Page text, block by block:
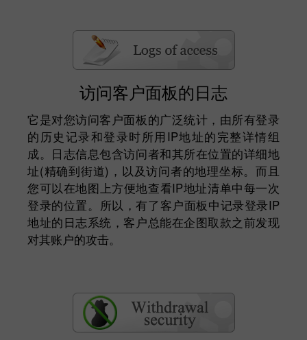
访问客户面板的日志
它是对您访问客户面板的广泛统计，由所有登录
的历史记录和登录时所用IP地址的完整详情组
成。日志信息包含访问者和其所在位置的详细地
址(精确到街道)，以及访问者的地理坐标。而且
您可以在地图上方便地查看IP地址清单中每一次
登录的位置。所以，有了客户面板中记录登录IP
地址的日志系统，客户总能在企图取款之前发现
对其账户的攻击。